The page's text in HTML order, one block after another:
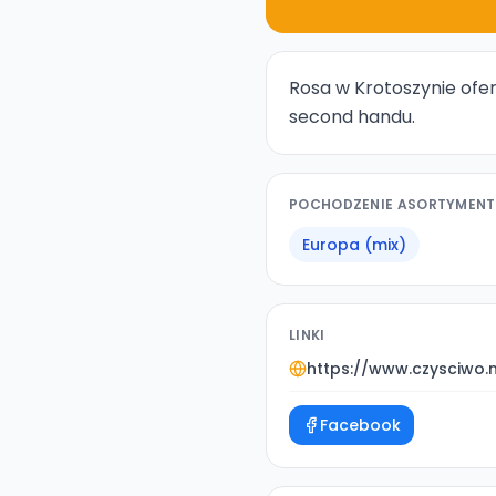
Rosa w Krotoszynie
second handu.
POCHODZENIE
Europa (mix)
LINKI
https://
Facebook